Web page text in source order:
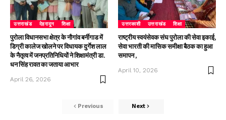
उत्तराखंड देहरादून शिक्षा
पुरोला विधानसभा क्षेत्र के नौगांव बर्नीगाड में
डिग्री कालेज खोलने पर विधायक दुर्गेश लाल
के नैतृत्व में जनप्रतिनिधियों ने शिक्षामंत्री डा.
धन सिंह रावत का जताया आभार
April 26, 2026
उत्तरकाशी उत्तराखंड शिक्षा
राष्ट्रीय स्वयंसेवक संघ पुरोला की सेवा इकाई,
सेवा भारती की मासिक समीक्षा बैठक का हुआ
समापन ,
April 10, 2026
Previous Next